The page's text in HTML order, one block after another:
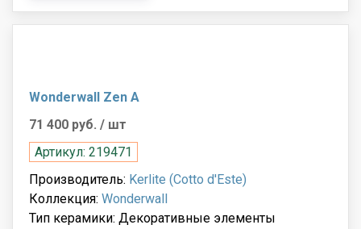
Wonderwall Zen A
71 400 руб. / шт
Артикул: 219471
Производитель: Kerlite (Cotto d'Este)
Коллекция: Wonderwall
Тип керамики: Декоративные элементы